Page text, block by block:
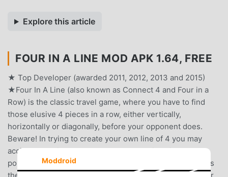
Explore this article
FOUR IN A LINE MOD APK 1.64, FREE
★ Top Developer (awarded 2011, 2012, 2013 and 2015)
★Four In A Line (also known as Connect 4 and Four in a
Row) is the classic travel game, where you have to find
those elusive 4 pieces in a row, either vertically,
horizontally or diagonally, before your opponent does.
Beware! In trying to create your own line of 4 you may
accidentally give your opponent one! This universally
popular casual game is built with the same high quality as
Moddroid